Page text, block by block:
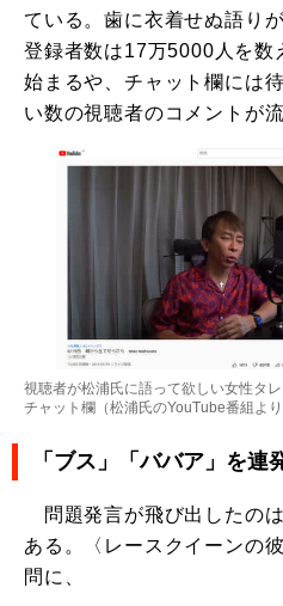
ている。歯に衣着せぬ語り
登録者数は17万5000人を数
始まるや、チャット欄には
い数の視聴者のコメントが流
視聴者が松浦氏に語って欲しい女性タ
チャット欄（松浦氏のYouTube番組よ
「ブス」「ババア」を連
問題発言が飛び出したの
ある。〈レースクイーンの
問に、